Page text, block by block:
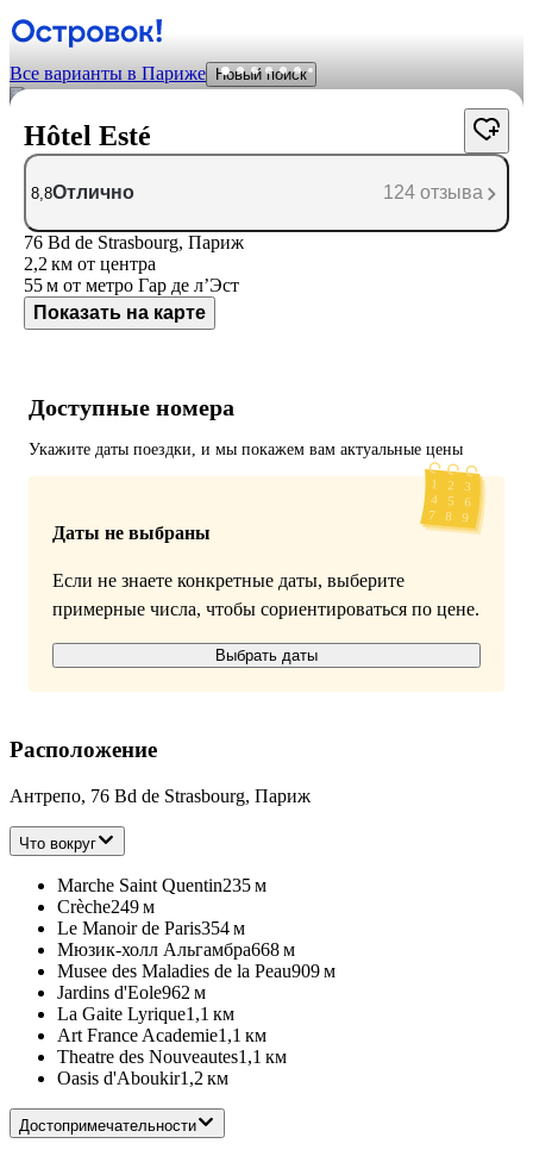
Все варианты в Париже Новый поиск
Hôtel Esté
8,8Отлично 124 отзыва
76 Bd de Strasbourg, Париж
2,2 км от центра
55 м от метро Гар де л’Эст
Показать на карте
Доступные номера
Укажите даты поездки, и мы покажем вам актуальные цены
Даты не выбраны
Если не знаете конкретные даты, выберите
примерные числа, чтобы сориентироваться по цене.
Выбрать даты
Расположение
Антрепо, 76 Bd de Strasbourg, Париж
Что вокруг
Marche Saint Quentin235 м
Crèche249 м
Le Manoir de Paris354 м
Мюзик-холл Альгамбра668 м
Musee des Maladies de la Peau909 м
Jardins d'Eole962 м
La Gaite Lyrique1,1 км
Art France Academie1,1 км
Theatre des Nouveautes1,1 км
Oasis d'Aboukir1,2 км
Достопримечательности